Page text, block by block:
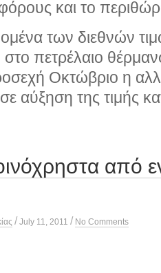
και το
των διεθνών
πετρέλαιο
Οκτώβριο η
σε αύξηση της τιμής
από
/ July 11, 2011 / No Comments